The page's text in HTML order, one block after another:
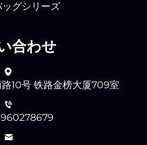
グシリーズ
合わせ
10号 铁路金榜大厦709室